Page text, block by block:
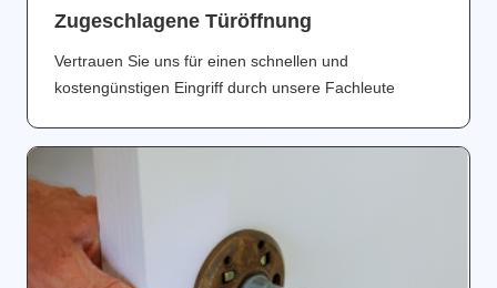
Zugeschlagene Türöffnung
Vertrauen Sie uns für einen schnellen und
kostengünstigen Eingriff durch unsere Fachleute